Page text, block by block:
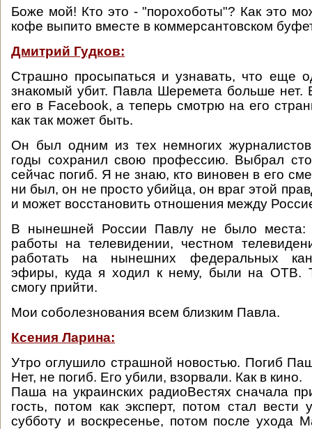
Боже мой! Кто это - "порохоботы"? Как это
кофе выпито вместе в коммерсантовском
Дмитрий Гудков:
Страшно просыпаться и узнавать, что еще
знакомый убит. Павла Шеремета больше нет.
его в Facebook, а теперь смотрю на его
как так может быть.
Он был одним из тех немногих
годы сохранил свою профессию. Выбрал
сейчас погиб. Я не знаю, кто виновен в его
ни был, он не просто убийца, он враг этой
и может восстановить отношения между
В нынешней России Павлу не было места:
работы на телевидении, честном
работать на нынешних федеральных
эфиры, куда я ходил к нему, были на ОТВ.
смогу прийти.
Мои соболезнования всем близким Павла.
Ксения Ларина:
Утро оглушило страшной новостью. Погиб
Нет, не погиб. Его убили, взорвали. Как в кино.
Паша на украинских радиоВестях сначала
гость, потом как эксперт, потом стал
субботу и воскресенье, потом после ухода